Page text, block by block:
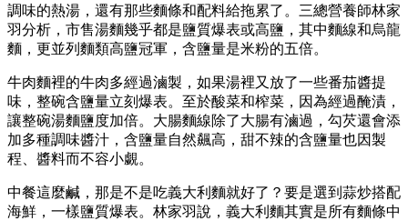
調味的熱湯，還有那些麵條和配料給拖累了。三總營養師林家
羽分析，市售湯麵幾乎都是鹽質爆表或高鹽，其中麵線和烏龍
麵，更並列麵類高鹽冠軍，含鹽量是米粉的五倍。
牛肉麵裡的牛肉多經過滷製，如果湯裡又放了一些番茄醬提
味，整碗含鹽量立刻爆表。至於酸菜和榨菜，因為經過醃漬，
讓整碗湯麵鹽度加倍。大腸麵線除了大腸有滷過，勾芡還會添
加多種調味醬汁，含鹽量自然飆高，甜不辣的含鹽量也因製
程、醬料而不容小覷。
中餐這麼鹹，那是不是吃義大利麵就好了？要是選到蒜炒搭配
海鮮，一樣鹽質爆表。林家羽說，義大利麵其實是所有麵條中